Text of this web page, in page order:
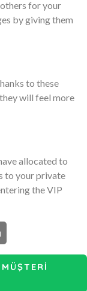
for your
by giving them
to these
will feel more
allocated to
to your private
the VIP